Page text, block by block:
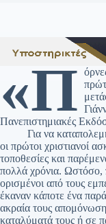
«Π
Πανεπιστημιακές
Για να
οι πρώτοι χριστιανοί
τοποθεσίες και
πολλά χρόνια. Ωστόσο,
ορισμένοι από τους
έκαναν κάποτε ένα
ακραία τους
καταλύματά τους ή σε